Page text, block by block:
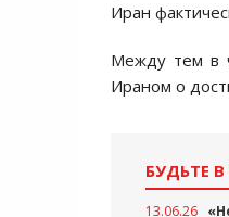
Иран
Между тем в
Ираном о
БУДЬТЕ В
13.06.26